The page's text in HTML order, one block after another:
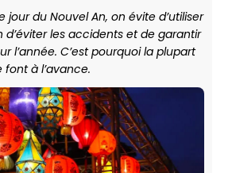
jour du Nouvel An, on évite d’utiliser
les accidents et de garantir
l’année. C’est pourquoi la plupart
à l’avance.